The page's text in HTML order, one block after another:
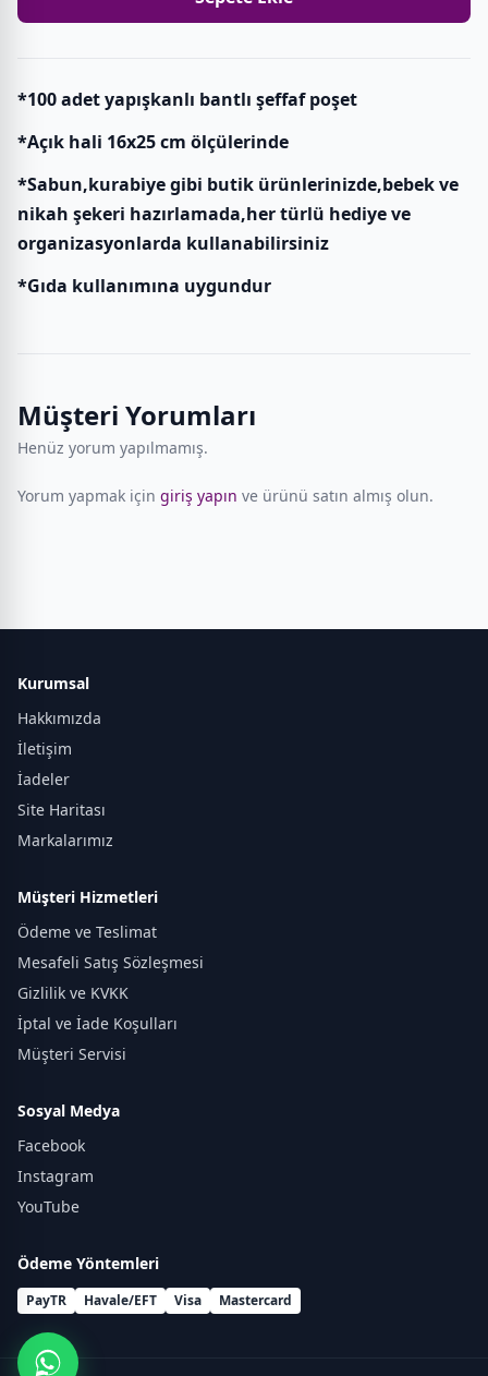
*100 adet yapışkanlı bantlı şeffaf poşet
*Açık hali 16x25 cm ölçülerinde
*Sabun,kurabiye gibi butik ürünlerinizde,bebek ve
nikah şekeri hazırlamada,her türlü hediye ve
organizasyonlarda kullanabilirsiniz
*Gıda kullanımına uygundur
Müşteri Yorumları
Henüz yorum yapılmamış.
Yorum yapmak için giriş yapın ve ürünü satın almış olun.
Kurumsal
Hakkımızda
İletişim
İadeler
Site Haritası
Markalarımız
Müşteri Hizmetleri
Ödeme ve Teslimat
Mesafeli Satış Sözleşmesi
Gizlilik ve KVKK
İptal ve İade Koşulları
Müşteri Servisi
Sosyal Medya
Facebook
Instagram
YouTube
Ödeme Yöntemleri
PayTR Havale/EFT Visa Mastercard